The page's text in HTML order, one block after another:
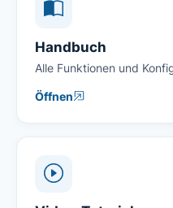
Handbuch
Alle Funktionen und
Öffnen